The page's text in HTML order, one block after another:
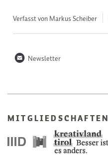
Verfasst von Markus Scheiber
n Newsletter
MITGLIEDSCHAFTEN